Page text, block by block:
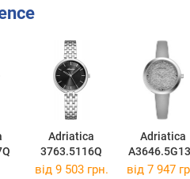
Adriatica
3763.5116Q
Adriatica
від 9 503 грн. від 7 947